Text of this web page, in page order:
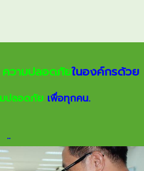
วามปลอดภัยในองค์กรด้วย
ปลอดภัย เพื่อทุกคน.
..